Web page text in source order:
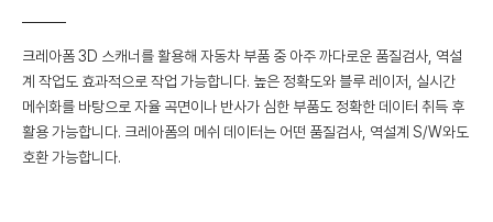
크레아폼 3D 스캐너를 활용해 자동차 부품 중 아주 까다로운 품질검사, 역설
계 작업도 효과적으로 작업 가능합니다. 높은 정확도와 블루 레이저, 실시간
메쉬화를 바탕으로 자율 곡면이나 반사가 심한 부품도 정확한 데이터 취득 후
활용 가능합니다. 크레아폼의 메쉬 데이터는 어떤 품질검사, 역설계 S/W와도
호환 가능합니다.